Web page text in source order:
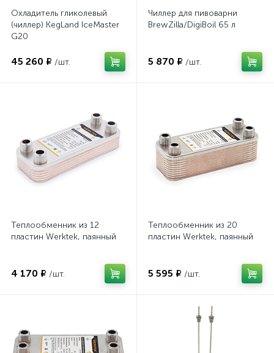
Охладитель гликолевый
(чиллер) KegLand IceMaster
G20
45 260 ₽ /шт.
Чиллер для пивоварни
BrewZilla/DigiBoil 65 л
5 870 ₽ /шт.
Теплообменник из 12
пластин Werktek, паянный
4 170 ₽ /шт.
Теплообменник из 20
пластин Werktek, паянный
5 595 ₽ /шт.